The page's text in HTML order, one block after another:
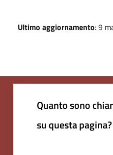
Ultimo aggiornamento: 9
Quanto sono
su questa pagina?